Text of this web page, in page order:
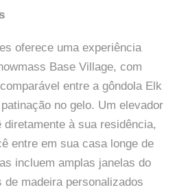
oferece uma experiência
Base Village, com
entre a gôndola Elk
no gelo. Um elevador
à sua residência,
entre em sua casa longe de
incluem amplas janelas do
de madeira personalizados